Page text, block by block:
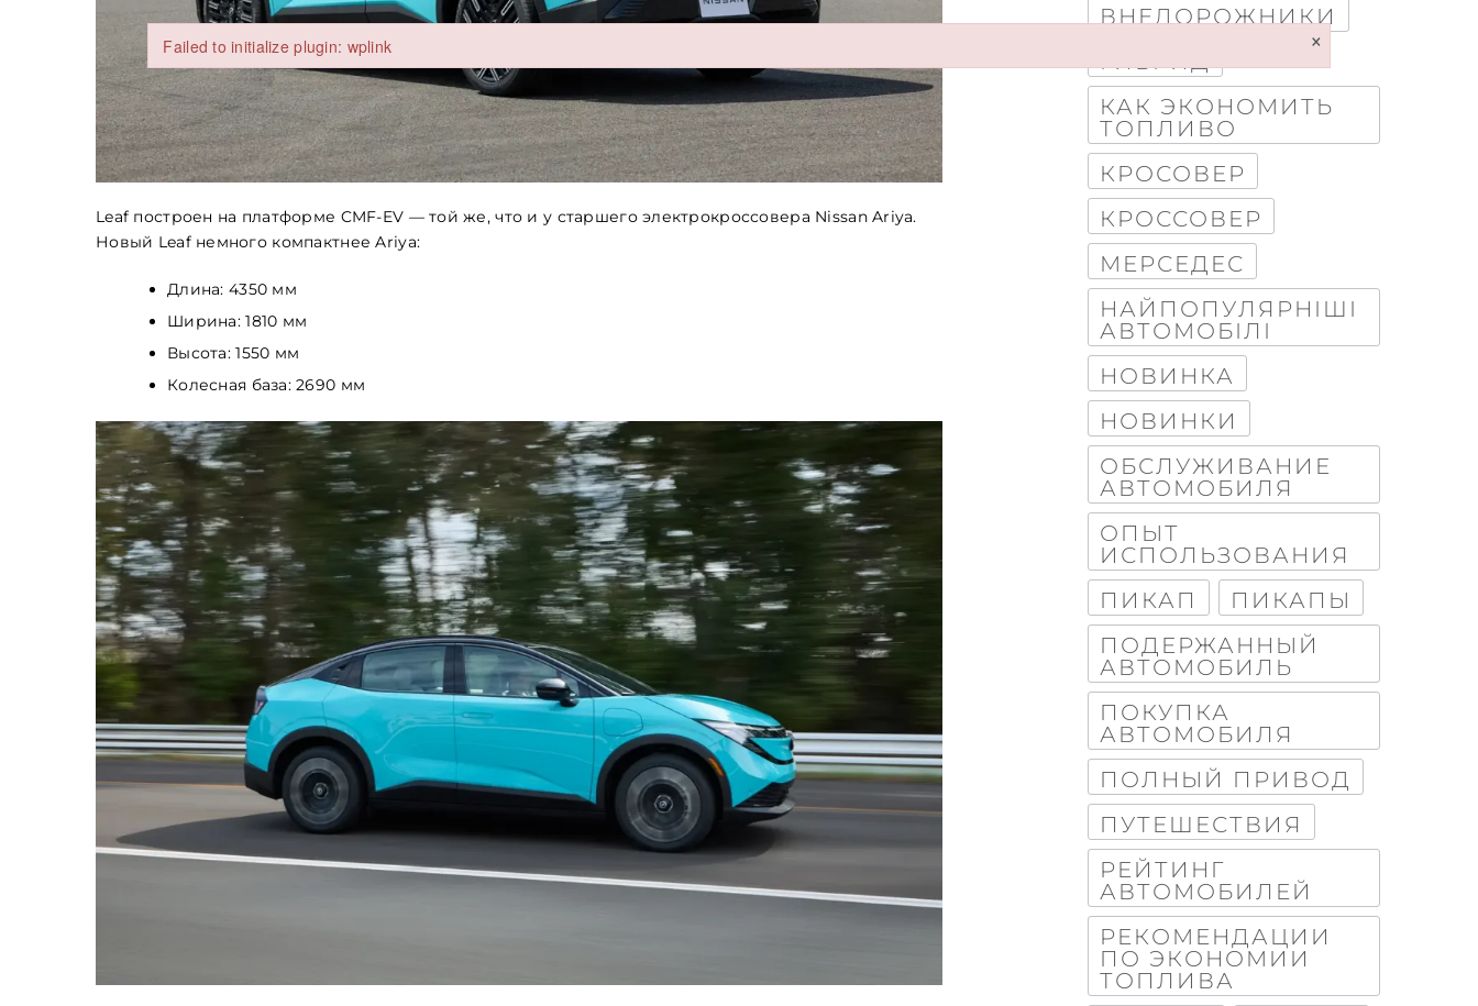
Leaf построен на платформе CMF-EV — той же, что и у старшего электрокроссовера Nissan Ariya.
Новый Leaf немного компактнее Ariya:
Длина: 4350 мм
Ширина: 1810 мм
Высота: 1550 мм
Колесная база: 2690 мм
ВНЕДОРОЖНИКИ
ГИБРИД
КАК ЭКОНОМИТЬ
ТОПЛИВО
КРОСОВЕР
КРОССОВЕР
МЕРСЕДЕС
НАЙПОПУЛЯРНІШІ
АВТОМОБІЛІ
НОВИНКА
НОВИНКИ
ОБСЛУЖИВАНИЕ
АВТОМОБИЛЯ
ОПЫТ
ИСПОЛЬЗОВАНИЯ
ПИКАП
ПИКАПЫ
ПОДЕРЖАННЫЙ
АВТОМОБИЛЬ
ПОКУПКА
АВТОМОБИЛЯ
ПОЛНЫЙ ПРИВОД
ПУТЕШЕСТВИЯ
РЕЙТИНГ
АВТОМОБИЛЕЙ
РЕКОМЕНДАЦИИ
ПО ЭКОНОМИИ
ТОПЛИВА
Обкладинка
ВІДПРАВИТИ
Failed to initialize plugin: wplink ×
Failed to initialize plugin: wplink